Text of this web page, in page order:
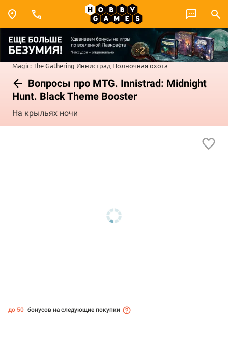
Magic: The Gathering Иннистрад Полночная охота
Вопросы про MTG. Innistrad: Midnight
Hunt. Black Theme Booster
На крыльях ночи
до 50 бонусов на следующие покупки